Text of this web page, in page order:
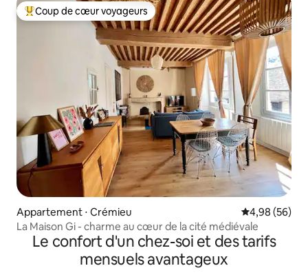
Coups de cœur voyageurs les plus appréciés
Coup de cœur voyageurs
Appartement ⋅ Crémieu Évaluation
4,98 (56)
La Maison Gi - charme au cœur de la cité médiévale
Le confort d'un chez-soi et des tarifs
mensuels avantageux